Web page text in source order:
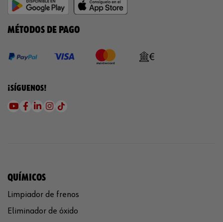
MÉTODOS DE PAGO
¡SÍGUENOS!
QUÍMICOS
Limpiador de frenos
Eliminador de óxido